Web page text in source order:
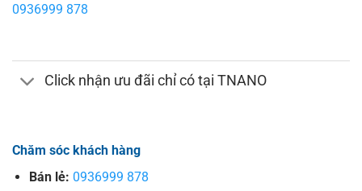
0936999 878
Click nhận ưu đãi chỉ có tại TNANO
Chăm sóc khách hàng
Bán lẻ: 0936999 878